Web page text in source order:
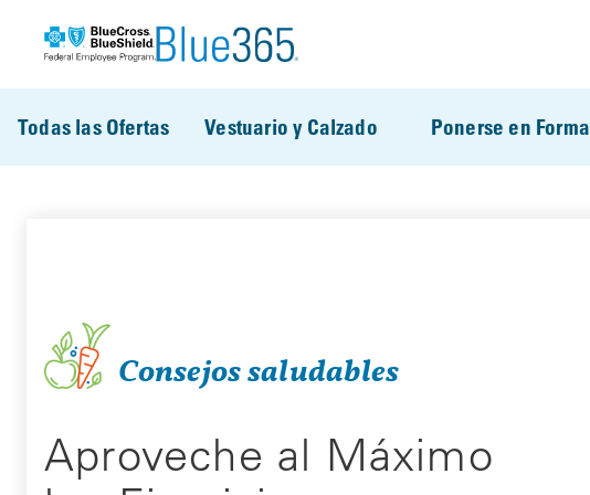
Todas las Ofertas Vestuario y Calzado Ponerse en Forma
Consejos saludables
Aproveche al Máximo